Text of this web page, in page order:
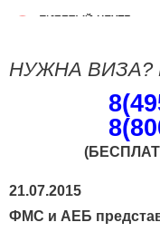
НУЖНА
21.07.2015
ФМС и АЕБ